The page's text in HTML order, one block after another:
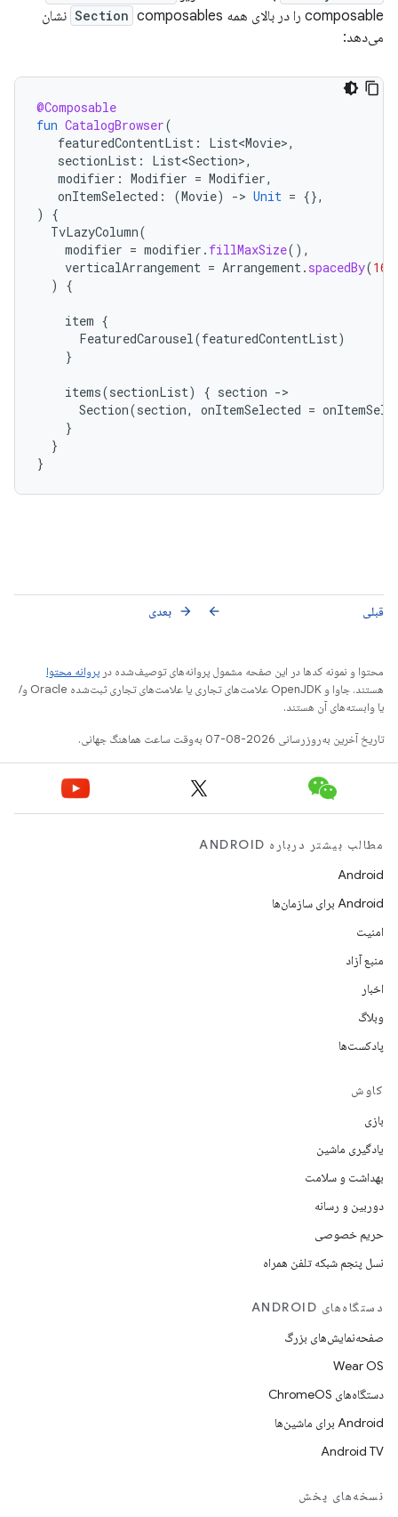
composable را در بالای همه Section composables نشان
می‌دهد:
@Composable
fun CatalogBrowser(
featuredContentList : List<Movie>,
sectionList : List<Section>,
modifier : Modifier = Modifier,
onItemSelected : (Movie) -> Unit = {},
)
{
TvLazyColumn(
modifier = modifier . fillMaxSize(),
verticalArrangement = Arrangement . spacedBy(16.
)
{
item {
FeaturedCarousel (featuredContentList)
}
items(sectionList) { section -
Section(section, onItemSelected =
}
}
}
قبلی arrow_back بعدی arrow_forward
محتوا و نمونه کدها در این صفحه مشمول پروانه‌های توصیف‌شده در پروانه محتوا
هستند. جاوا و OpenJDK علامت‌های تجاری یا علامت‌های تجاری ثبت‌شده Oracle و/
یا وابسته‌های آن هستند.
تاریخ آخرین به‌روزرسانی 2026-08-07 به‌وقت ساعت هماهنگ جهانی.
مطالب بیشتر درباره ANDROID
Android
Android برای سازمان‌ها
امنیت
منبع آزاد
اخبار
وبلاگ
پادکست‌ها
کاوش
بازی
یادگیری ماشین
بهداشت و سلامت
دوربین و رسانه
حریم خصوصی
نسل پنجم شبکه تلفن همراه
دستگاه‌های ANDROID
صفحه‌نمایش‌های بزرگ
Wear OS
دستگاه‌های ChromeOS
Android برای ماشین‌ها
Android TV
نسخه‌های پخش